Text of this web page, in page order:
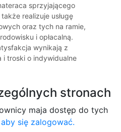
sprzyjającego
realizuje usługę
oraz tych na ramie,
i opłacalną.
wynikają z
i troski o indywidualne
stronach
maja dostęp do tych
się zalogować.